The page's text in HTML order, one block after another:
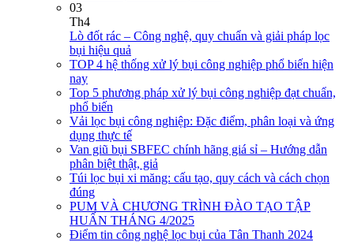
03
Th4
Lò đốt rác – Công nghệ, quy chuẩn và giải pháp lọc
bụi hiệu quả
TOP 4 hệ thống xử lý bụi công nghiệp phổ biến hiện
nay
Top 5 phương pháp xử lý bụi công nghiệp đạt chuẩn,
phổ biến
Vải lọc bụi công nghiệp: Đặc điểm, phân loại và ứng
dụng thực tế
Van giũ bụi SBFEC chính hãng giá sỉ – Hướng dẫn
phân biệt thật, giả
Túi lọc bụi xi măng: cấu tạo, quy cách và cách chọn
đúng
PUM VÀ CHƯƠNG TRÌNH ĐÀO TẠO TẬP
HUẤN THÁNG 4/2025
Điểm tin công nghệ lọc bụi của Tân Thanh 2024